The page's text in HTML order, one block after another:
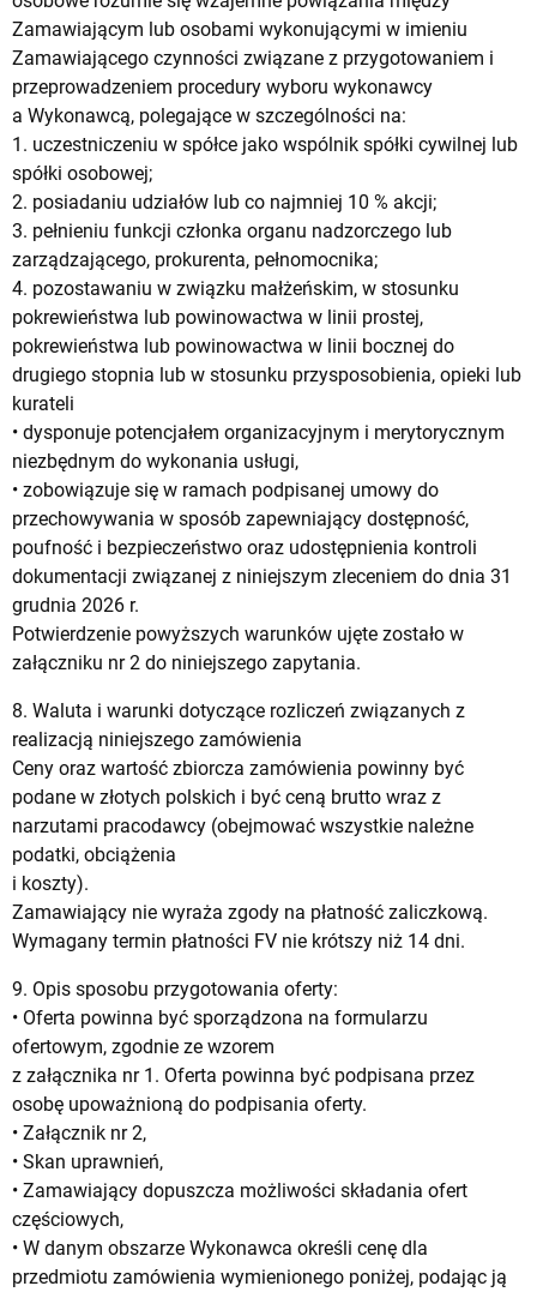
Zamawiającym lub osobami wykonującymi w imieniu
Zamawiającego czynności związane z przygotowaniem i
przeprowadzeniem procedury wyboru wykonawcy
a Wykonawcą, polegające w szczególności na:
1. uczestniczeniu w spółce jako wspólnik spółki cywilnej lub
spółki osobowej;
2. posiadaniu udziałów lub co najmniej 10 % akcji;
3. pełnieniu funkcji członka organu nadzorczego lub
zarządzającego, prokurenta, pełnomocnika;
4. pozostawaniu w związku małżeńskim, w stosunku
pokrewieństwa lub powinowactwa w linii prostej,
pokrewieństwa lub powinowactwa w linii bocznej do
drugiego stopnia lub w stosunku przysposobienia, opieki lub
kurateli
• dysponuje potencjałem organizacyjnym i merytorycznym
niezbędnym do wykonania usługi,
• zobowiązuje się w ramach podpisanej umowy do
przechowywania w sposób zapewniający dostępność,
poufność i bezpieczeństwo oraz udostępnienia kontroli
dokumentacji związanej z niniejszym zleceniem do dnia 31
grudnia 2026 r.
Potwierdzenie powyższych warunków ujęte zostało w
załączniku nr 2 do niniejszego zapytania.
8. Waluta i warunki dotyczące rozliczeń związanych z
realizacją niniejszego zamówienia
Ceny oraz wartość zbiorcza zamówienia powinny być
podane w złotych polskich i być ceną brutto wraz z
narzutami pracodawcy (obejmować wszystkie należne
podatki, obciążenia
i koszty).
Zamawiający nie wyraża zgody na płatność zaliczkową.
Wymagany termin płatności FV nie krótszy niż 14 dni.
9. Opis sposobu przygotowania oferty:
• Oferta powinna być sporządzona na formularzu
ofertowym, zgodnie ze wzorem
z załącznika nr 1. Oferta powinna być podpisana przez
osobę upoważnioną do podpisania oferty.
• Załącznik nr 2,
• Skan uprawnień,
• Zamawiający dopuszcza możliwości składania ofert
częściowych,
• W danym obszarze Wykonawca określi cenę dla
przedmiotu zamówienia wymienionego poniżej, podając ją